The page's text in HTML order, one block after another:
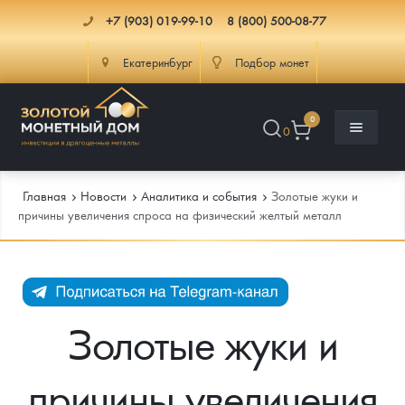
+7 (903) 019-99-10 8 (800) 500-08-77
Екатеринбург Подбор монет
0
0
Каталог Монет
Инвестиционные монеты
Инфо
Как сделать заказ
Главная Новости Аналитика и события
Золотые жуки и
причины увеличения спроса на физический желтый металл
Золотые жуки и